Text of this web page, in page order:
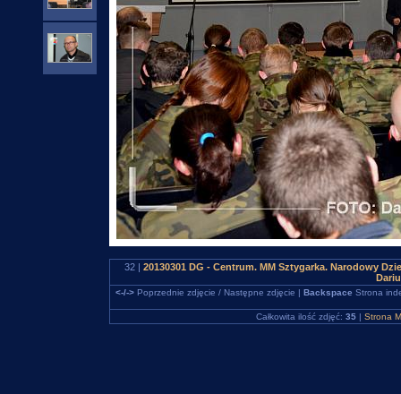
32 | 20130301 DG - Centrum. MM Sztygarka. Narodowy
<-/->Poprzednie zdjęcie / Następne zdjęcie | Backspace Strona
Całkowita ilość zdjęć: 35 | Strona